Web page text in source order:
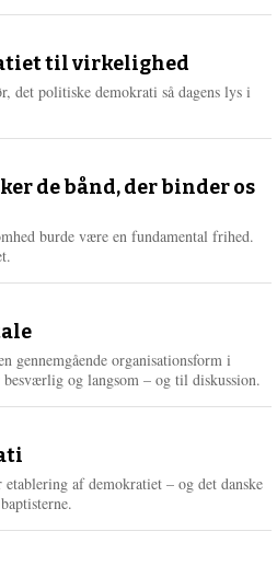
e
r
til virkelighed
det politiske demokrati så dagens lys i
de bånd, der binder os
burde være en fundamental frihed.
gennemgående organisationsform i
besværlig og langsom – og til diskussion.
af demokratiet – og det danske